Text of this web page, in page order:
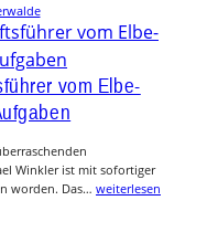
vom Elbe-
Winkler ist mit sofortiger
worden. Das… weiterlesen